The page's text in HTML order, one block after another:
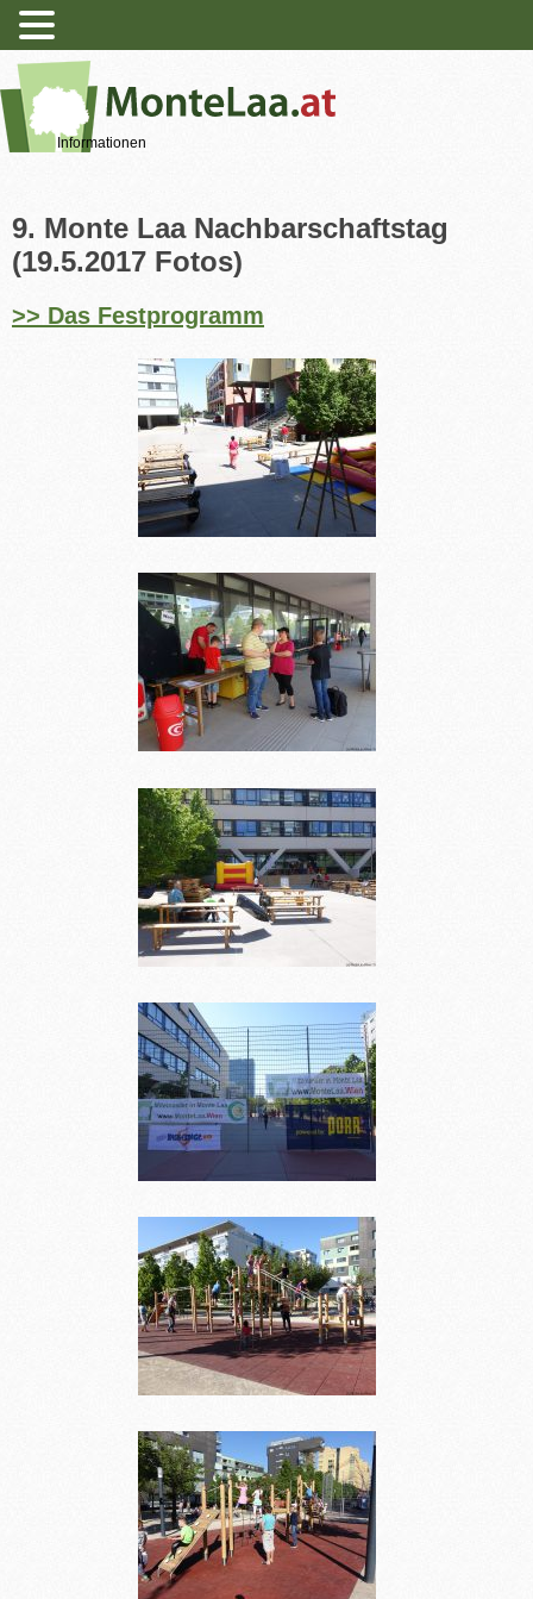
Informationen
9. Monte Laa Nachbarschaftstag
(19.5.2017 Fotos)
>> Das Festprogramm